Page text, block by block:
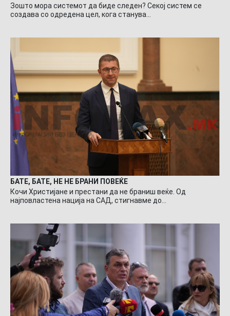
Зошто мора системот да биде следен? Секој систем се
создава со одредена цел, кога станува…
БАТЕ, БАТЕ, НЕ НЕ БРАНИ ПОВЕЌЕ
Кочи Христијане и престани да не браниш веќе. Од
најповластена нација на САД, стигнавме до…